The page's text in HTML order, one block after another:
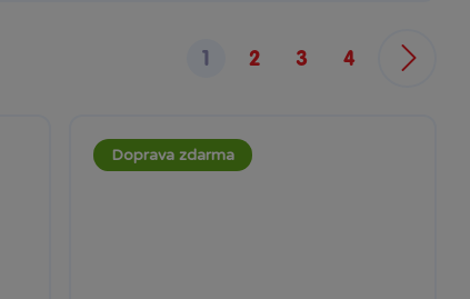
1 2 3 4
Doprava zdarma